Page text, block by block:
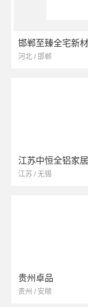
河北 / 邯郸
江苏 / 无锡
贵州卓品
贵州 / 安顺